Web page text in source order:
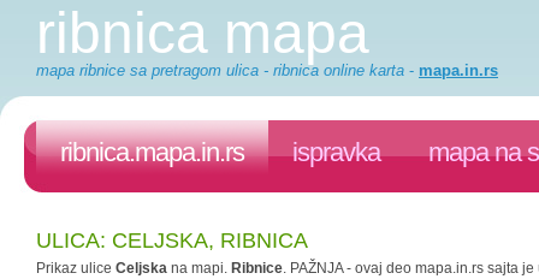
ribnica mapa
mapa ribnice sa pretragom ulica - ribnica online karta - mapa.in.rs
ribnica.mapa.in.rs ispravka mapa na
ULICA: CELJSKA, RIBNICA
Prikaz ulice Celjska na mapi. Ribnice. PAŽNJA - ovaj deo mapa.in.rs sajta